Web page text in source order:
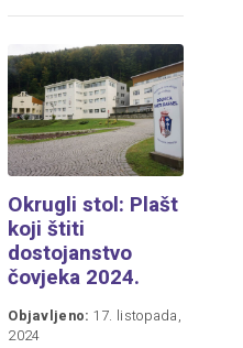
Okrugli stol: Plašt
koji štiti
dostojanstvo
čovjeka 2024.
Objavljeno: 17. listopada,
2024